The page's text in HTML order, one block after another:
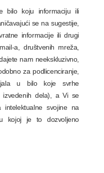
bilo koju informaciju ili
se na sugestije,
informacije ili drugi
a, društvenih mreža,
nam neekskluzivno,
za podlicenciranje,
u bilo koje svrhe
izvedenih dela), a Vi se
intelektualne svojine na
kojoj je to dozvoljeno